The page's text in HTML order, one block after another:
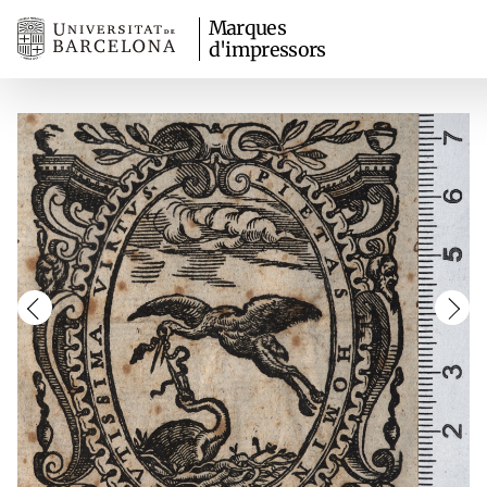
Marques
d'impressors